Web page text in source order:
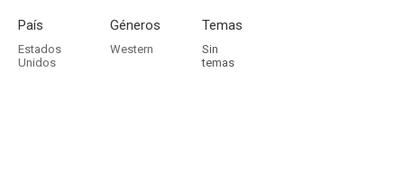
País
Estados
Unidos
Géneros
Western
Temas
Sin
temas